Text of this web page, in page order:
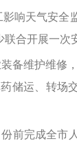
响天气安全
合开展一次
维护维修
储运、转场
完成全市